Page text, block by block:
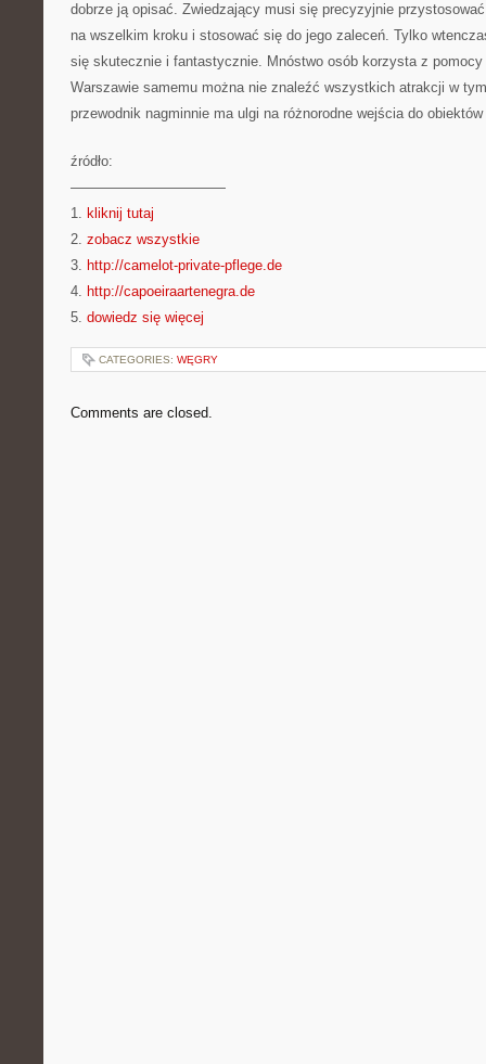
dobrze ją opisać. Zwiedzający musi się precyzyjnie
na wszelkim kroku i stosować się do jego zaleceń. Tylko
się skutecznie i fantastycznie. Mnóstwo osób korzysta z pomocy
Warszawie samemu można nie znaleźć wszystkich atrakcji w
przewodnik nagminnie ma ulgi na różnorodne wejścia do
źródło:
———————————
1. kliknij tutaj
2. zobacz wszystkie
3. http://camelot-private-pflege.de
4. http://capoeiraartenegra.de
5. dowiedz się więcej
CATEGORIES: WĘGRY
Comments are closed.